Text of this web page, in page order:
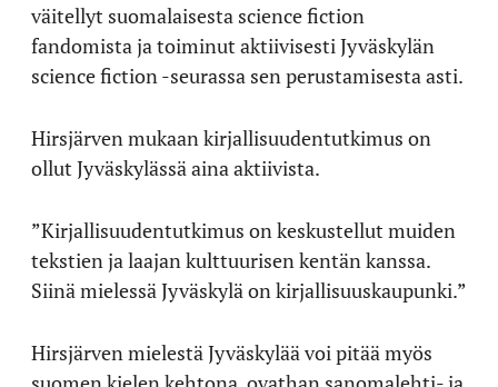
väitellyt suomalaisesta science fiction
fandomista ja toiminut aktiivisesti Jyväskylän
science fiction -seurassa sen perustamisesta asti.
Hirsjärven mukaan kirjallisuudentutkimus on
ollut Jyväskylässä aina aktiivista.
”Kirjallisuudentutkimus on keskustellut muiden
tekstien ja laajan kulttuurisen kentän kanssa.
Siinä mielessä Jyväskylä on kirjallisuuskaupunki.”
Hirsjärven mielestä Jyväskylää voi pitää myös